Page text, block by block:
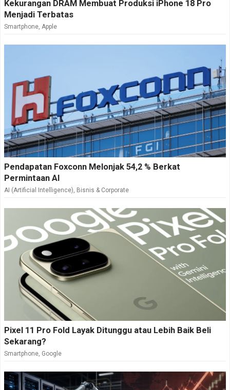
Kekurangan DRAM Membuat Produksi iPhone 18 Pro
Menjadi Terbatas
Smartphone Apple
Pendapatan Foxconn Melonjak 54,2 % Berkat
Permintaan AI
AI (Artificial Intelligence) Bisnis & Corporate
Pixel 11 Pro Fold Layak Ditunggu atau Lebih Baik Beli
Sekarang?
Smartphone Google